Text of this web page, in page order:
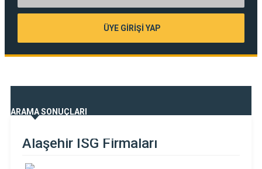
ÜYE GİRİŞİ YAP
ARAMA SONUÇLARI
Alaşehir İSG Firmaları